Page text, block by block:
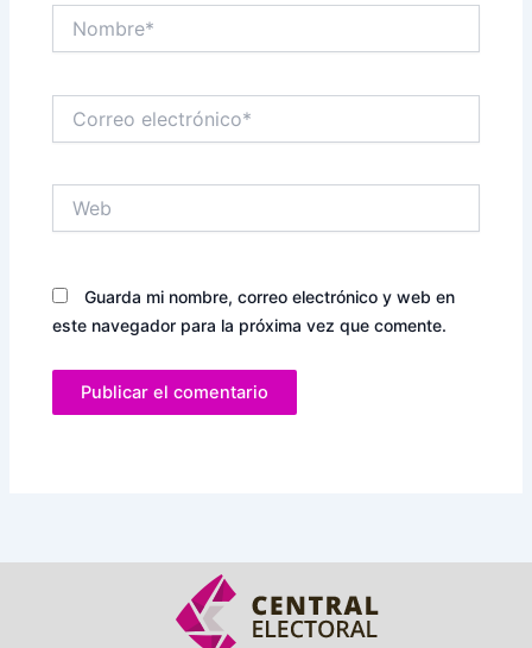
electrónico*
Guarda mi nombre, correo electrónico y web en
este navegador para la próxima vez que comente.